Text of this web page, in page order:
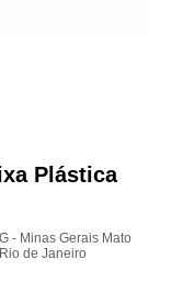
Plástica
- Minas Gerais Mato
de Janeiro